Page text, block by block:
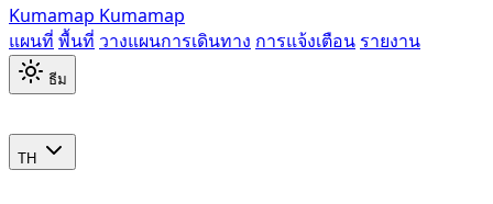
Kumamap Kumamap
แผนที่ พื้นที่ วางแผนการเดินทาง การแจ้งเตือน รายงาน
ธีม
TH